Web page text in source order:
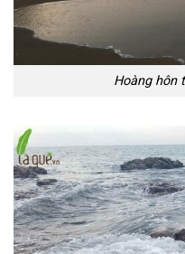
Hoàng hôn